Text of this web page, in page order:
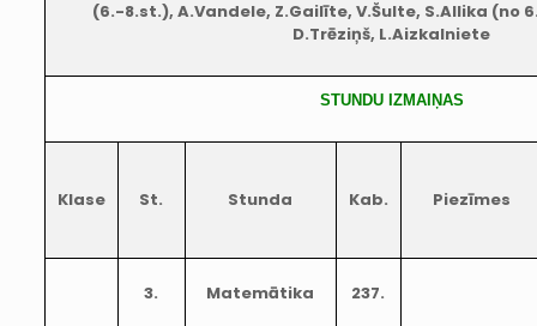
(6.-8.st.), A.Vandele, Z.Gailīte, V.Šulte, S.Allika (no
D.Trēziņš, L.Aizkalniete
STUNDU IZMAIŅAS
Klase St. Stunda Kab. Piezīmes
3. Matemātika 237.